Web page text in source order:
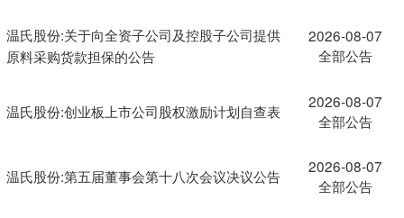
温氏股份:关于向全资子公司及控股子公司提供
原料采购货款担保的公告
2026-08-07
全部公告
温氏股份:创业板上市公司股权激励计划自查表
2026-08-07
全部公告
温氏股份:第五届董事会第十八次会议决议公告
2026-08-07
全部公告